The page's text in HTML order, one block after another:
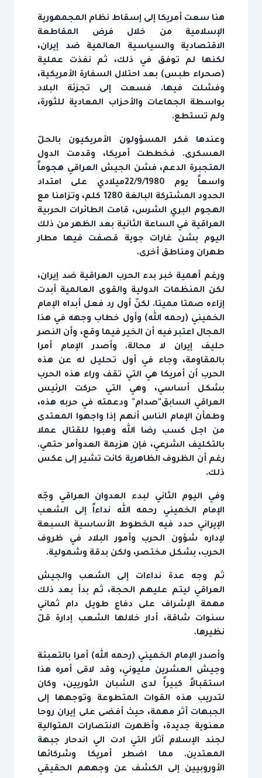
هنا سعت أمريكا إلى إسقاط نظام المجمهورية
الإسلامية من خلال فرض المقاطعة
الاقتصادية والسياسية العالمية ضد إيران،
لكنها لم توفق في ذلك، ثم نفذت عملية
(صحراء طبس) بعد احتلال السفارة الأمريكية،
وفشلت فيها. فسعت إلى تجزئة البلاد
بواسطة الجماعات والأحزاب المعادية للثورة،
ولم تستطع.
وعندها فكر المسؤولون الأمريكيون بالحلّ
العسكرى. فخططت أمريكا، وقدمت الدول
المتجبرة الدعم، فشن الجيش العراقي هجوماً
واسعاً يوم 22/9/1980ميلادي على امتداد
الحدود المشتركة البالغة 1280 كلم، وتزامنا مع
الهجوم البري الشرس، قامت الطائرات الحربية
العراقية في الساعة الثانية بعد الظهر من ذلك
اليوم بشن غارات جوية قصفت فيها مطار
طهران ومناطق أخرى.
ورغم أهمية خبر بدء الحرب العراقية ضد إيران،
لكن المنظمات الدولية والقوى العالمية أبدت
إزاءه صمتا مميتا. لكنّ أول رد فعل أبداه الإمام
الخميني (رحمه الله) وأول خطاب وجهه في هذا
المجال اعتبر فيه أن الخير فيما وقع، وأن النصر
حليف إيران لا محالة. وأصدر الإمام أمرا
بالمقاومة، وجاء في أول تحليل له عن هذه
الحرب أن أمريكا هي التي تقف وراء هذه الحرب
بشكل أساسي، وهي التي حركت الرئيس
العراقي السابق"صدام" ودعمته في حربه هذه،
وطمأن الإمام الناس أنهم إذا واجهوا المعتدى
من اجل كسب رضا الله وهبوا للقتال عملا
بالتكليف الشرعي، فإن هزيمة العدوأمر حتمي.
رغم أن الظروف الظاهرية كانت تشير إلى عكس
ذلك.
وفي اليوم الثاني لبدء العدوان العراقي وجّه
الإمام الخميني رحمه الله نداءاً إلى الشعب
الإيراني حدد فيه الخطوط الأساسية السبعة
لإداره شؤون الحرب وأمور البلاد في ظروف
الحرب، بشكل مختصر، ولكن بدقة وشمولية.
ثم وجه عدة نداءات إلى الشعب والجيش
العراقي ليتم عليهم الحجة، ثم بدأ بعد ذلك
مهمة الإشراف على دفاع طويل دام ثماني
سنوات شاقة، أدار خلالها الشعب إدارة قلّ
نظيرها.
وأصدر الإمام الخميني (رحمه الله) أمرا بالتعبئة
وجيش العشرين مليوني، وقد لاقى أمره هذا
استقبالاً كبيراً لدى الشبان الثوريين، وكان
لتدريب هذه القوات المتطوعة وتوجهها إلى
الجبهات أثر مهمة، حيث أفضى على إيران روحا
معنوية جديدة، وأظهرت الانتصارات المتوالية
لجند الإسلام آثار التي ادت الي اندحار جبهة
المعتدين. مما اضطر أمريكا وشركائها
الأوروبيين إلى الكشف عن وجههم الحقيقي